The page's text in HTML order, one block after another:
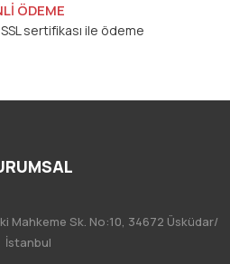
ÖDEME
sertifikası ile ödeme
Mahkeme Sk. No:10, 34672 Üsküdar/
İstanbul